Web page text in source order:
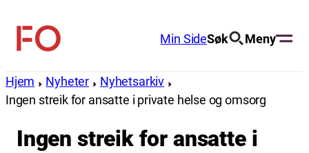
innhold
FO
Min SideSøk Meny
Hjem Nyheter
Nyhetsarkiv
Ingen streik for ansatte i private helse og omsorg
Ingen streik for ansatte i